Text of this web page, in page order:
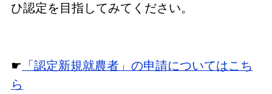
ひ認定を目指してみてください。
☛ 「認定新規就農者」の申請についてはこち
ら